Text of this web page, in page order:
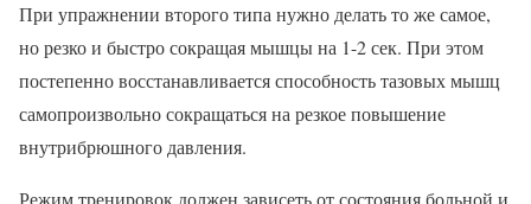
При упражнении второго типа нужно делать то же самое,
но резко и быстро сокращая мышцы на 1-2 сек. При этом
постепенно восстанавливается способность тазовых мышц
самопроизвольно сокращаться на резкое повышение
внутрибрюшного давления.